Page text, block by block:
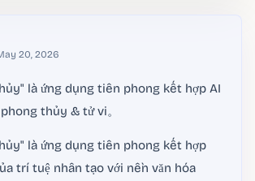
20, 2026
là ứng dụng tiên phong kết hợp AI
thủy & tử vi。
là ứng dụng tiên phong kết hợp
trí tuệ nhân tạo với nền văn hóa